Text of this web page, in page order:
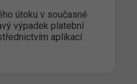
útoku v současné
výpadek platební
aplikací